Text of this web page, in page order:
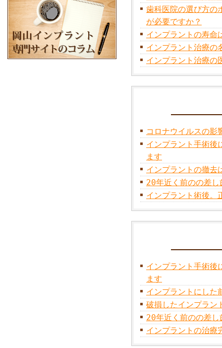
歯科医院の選び方の
が必要ですか？
インプラントの寿命
インプラント治療の
インプラント治療の
コロナウイルスの影
インプラント手術後
ます
インプラントの撤去
20年近く前のの差し
インプラント術後。
インプラント手術後
ます
インプラントにした
破損したインプラン
20年近く前のの差し
インプラントの治療